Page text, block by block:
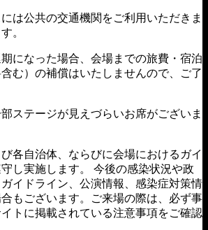
は公共の交通機関をご利用いただきま
。
になった場合、会場までの旅費・宿泊
む）の補償はいたしませんので、ご了
ステージが見えづらいお席がございま
各自治体、ならびに会場におけるガイ
し実施します。 今後の感染状況や政
イドライン、公演情報、感染症対策情
もございます。ご来場の際は、必ず事
トに掲載されている注意事項をご確認